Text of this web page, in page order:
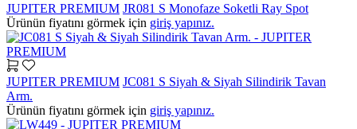
JUPITER PREMIUM JR081 S Monofaze Soketli Ray Spot
Ürünün fiyatını görmek için giriş yapınız.
JUPITER PREMIUM JC081 S Siyah & Siyah Silindirik Tavan
Arm.
Ürünün fiyatını görmek için giriş yapınız.